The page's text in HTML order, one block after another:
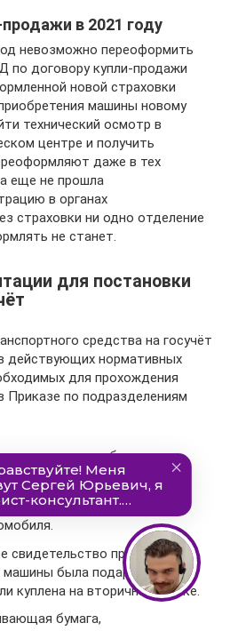
в 2021 году
невозможно переоформить
по договору купли-продажи
новой страховки
машины новому
технический осмотр в
центре и получить
даже в тех
еще не прошла
в органах
страховки ни одно отделение
не станет.
для постановки
средства на госучёт
действующих нормативных
для прохождения
Приказе по подразделениям
включает в себя:
ТС.
свидетельство прежнего
машины была подарена,
куплена на вторичном рынке.
бумага,